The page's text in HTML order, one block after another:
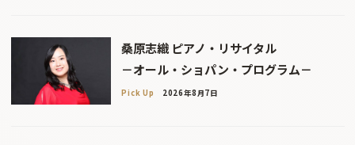
桑原志織 ピアノ・リサイタル
－オール・ショパン・プログラム－
Pick Up 2026年8月7日